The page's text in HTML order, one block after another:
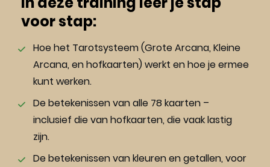
voor stap:
Hoe het Tarotsysteem (Grote Arcana, Kleine
Arcana, en hofkaarten) werkt en hoe je ermee
kunt werken.
De betekenissen van alle 78 kaarten –
inclusief die van hofkaarten, die vaak lastig
zijn.
De betekenissen van kleuren en getallen, voor